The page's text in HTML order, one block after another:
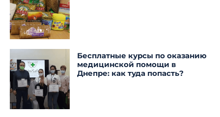
Бесплатные курсы по оказанию
медицинской помощи в
Днепре: как туда попасть?